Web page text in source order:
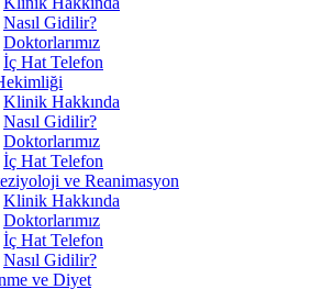
Nasıl Gidilir?
Doktorlarımız
İç Hat Telefon
Klinik Hakkında
Nasıl Gidilir?
Doktorlarımız
İç Hat Telefon
ve Reanimasyon
Klinik Hakkında
Doktorlarımız
İç Hat Telefon
Nasıl Gidilir?
ve Diyet